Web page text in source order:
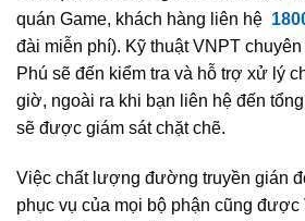
quán Game, khách hàng liên hệ
đài miễn phí). Kỹ thuật VNPT
Phú sẽ đến kiểm tra và hỗ trợ xử lý
giờ, ngoài ra khi bạn liên hệ đến
sẽ được giám sát chặt chẽ.
Việc chất lượng đường truyền gián
phục vụ của mọi bộ phận cũng được